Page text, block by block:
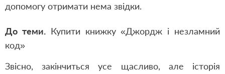
допомогу отримати нема звідки.
До теми.Купити книжку «Джордж і незламний
код»
Звісно, закінчиться усе щасливо, але історія